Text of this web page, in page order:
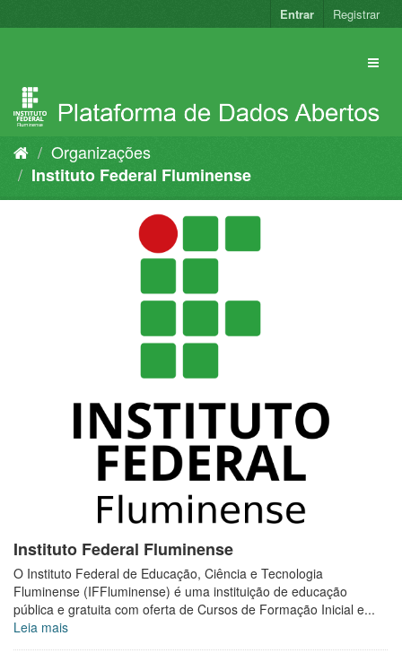
para
Entrar Registrar
Organizações
Instituto Federal Fluminense
Instituto Federal Fluminense
O Instituto Federal de Educação, Ciência e Tecnologia
Fluminense (IFFluminense) é uma instituição de educação
pública e gratuita com oferta de Cursos de Formação Inicial e...
Leia mais